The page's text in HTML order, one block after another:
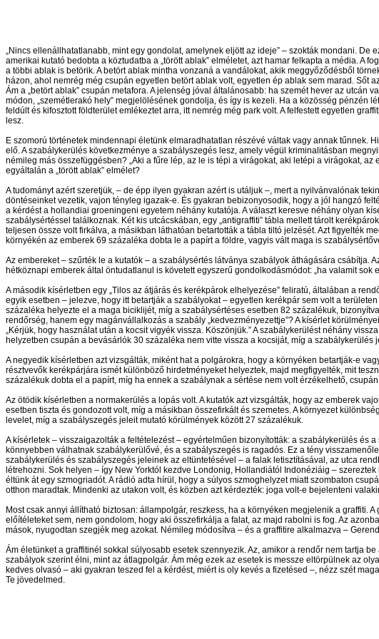
„Nincs ellenállhatatlanabb, mint egy gondolat, amelynek eljött az ideje” – szokták mondani.
amerikai kutató bedobta a köztudatba a „törött ablak” elméletet, azt hamar felkapta a média.
a többi ablak is betörik. A betört ablak mintha vonzaná a vandálokat, akik meggyőződésből
házon, ahol nemrég még csupán egyetlen betört ablak volt, egyetlen ép ablak sem marad. Sőt
Ám a „betört ablak” csupán metafora. A jelenség jóval általánosabb: ha szemét hever az
módon, „szemétlerakó hely” megjelölésének gondolja, és így is kezeli. Ha a közösség pénzén
feldúlt és kifosztott földterület emlékeztet arra, itt nemrég még park volt. A felfestett egyetlen
lesz.
E szomorú történetek mindennapi életünk elmaradhatatlan részévé váltak vagy annak tűnnek.
elő. A szabálykerülés következménye a szabályszegés lesz, amely végül kriminalitásban
némileg más összefüggésben? „Aki a fűre lép, az le is tépi a virágokat, aki letépi a virágokat,
egyáltalán a „törött ablak” elmélet?
A tudományt azért szeretjük, – de épp ilyen gyakran azért is utáljuk –, mert a nyilvánvalónak
döntéseinket vezetik, vajon tényleg igazak-e. És gyakran bebizonyosodik, hogy a jól hangzó
a kérdést a hollandiai groeningeni egyetem néhány kutatója. A választ keresve néhány olyan
szabálysértéssel találkoznak. Két kis utcácskában, egy „antigraffiti” tábla mellett tárolt
teljesen össze volt firkálva, a másikban láthatóan betartották a tábla tiltó jelzését. Azt figyelték
környékén az emberek 69 százaléka dobta le a papírt a földre, vagyis vált maga is
Az embereket – szűrték le a kutatók – a szabálysértés látványa szabályok áthágására
hétköznapi emberek által öntudatlanul is követett egyszerű gondolkodásmódot: „ha valamit
A második kísérletben egy „Tilos az átjárás és kerékpárok elhelyezése” feliratú, általában a
egyik esetben – jelezve, hogy itt betartják a szabályokat – egyetlen kerékpár sem volt a
százaléka helyezte el a maga biciklijét, míg a szabálysértéses esetben 82 százalékuk,
rendőrség, hanem egy magánvállalkozás a szabály „kedvezményezettje”? A kísérlet
„Kérjük, hogy használat után a kocsit vigyék vissza. Köszönjük.” A szabálykerülést néhány
helyzetben csupán a bevásárlók 30 százaléka nem vitte vissza a kocsiját, míg a
A negyedik kísérletben azt vizsgálták, miként hat a polgárokra, hogy a környéken betartják-e
résztvevők kerékpárjára ismét különböző hirdetményeket helyeztek, majd megfigyelték, mit
százalékuk dobta el a papírt, míg ha ennek a szabálynak a sértése nem volt érzékelhető,
Az ötödik kísérletben a normakerülés a lopás volt. A kutatók azt vizsgálták, hogy az emberek
esetben tiszta és gondozott volt, míg a másikban összefirkált és szemetes. A környezet
levelet, míg a szabályszegés jeleit mutató körülmények között 27 százalékuk.
A kísérletek – visszaigazolták a feltételezést – egyértelműen bizonyították: a szabálykerülés
könnyebben válhatnak szabálykerülővé, és a szabályszegés is ragadós. Ez a tény
szabálykerülés és szabályszegés jeleinek az eltüntetésével – a falak letisztításával, az utca
létrehozni. Sok helyen – így New Yorktól kezdve Londonig, Hollandiától Indonéziáig –
éltünk át egy szmogriadót. A rádió adta hírül, hogy a súlyos szmoghelyzet miatt szombaton
otthon maradtak. Mindenki az utakon volt, és közben azt kérdezték: joga volt-e bejelenteni
Most csak annyi állítható biztosan: állampolgár, reszkess, ha a környéken megjelenik a
előítéleteket sem, nem gondolom, hogy aki összefirkálja a falat, az majd rabolni is fog. Az
mások, nyugodtan szegjék meg azokat. Némileg módosítva – és a graffitire alkalmazva –
Ám életünket a graffitinél sokkal súlyosabb esetek szennyezik. Az, amikor a rendőr nem tartja
szabályok szerint élni, mint az átlagpolgár. Ám még ezek az esetek is messze eltörpülnek az
kedves olvasó – aki gyakran teszed fel a kérdést, miért is oly kevés a fizetésed –, nézz szét
Te jövedelmed.